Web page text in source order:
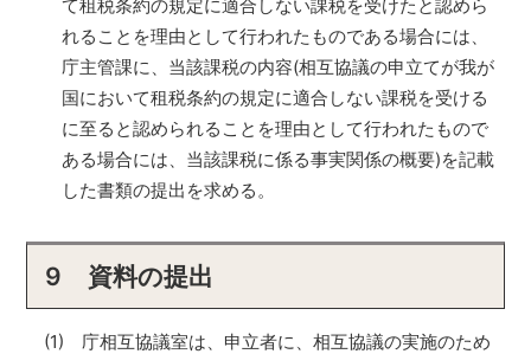
て租税条約の規定に適合しない課税を受けたと認めら
れることを理由として行われたものである場合には、
庁主管課に、当該課税の内容(相互協議の申立てが我が
国において租税条約の規定に適合しない課税を受ける
に至ると認められることを理由として行われたもので
ある場合には、当該課税に係る事実関係の概要)を記載
した書類の提出を求める。
9 資料の提出
(1) 庁相互協議室は、申立者に、相互協議の実施のため